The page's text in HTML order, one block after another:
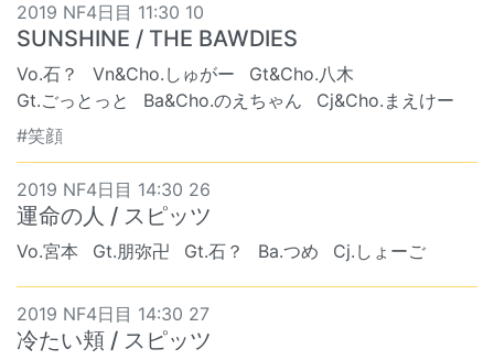
2019 NF4日目 11:30 10
SUNSHINE / THE BAWDIES
Vo.石？ Vn&Cho.しゅがー
Gt&Cho.八木
Gt.ごっとっと
Ba&Cho.のえちゃん
Cj&Cho.まえけー
#笑顔
2019 NF4日目 14:30 26
運命の人 / スピッツ
Vo.宮本 Gt.朋弥卍 Gt.石？ Ba.つめ Cj.しょーご
2019 NF4日目 14:30 27
冷たい頬 / スピッツ